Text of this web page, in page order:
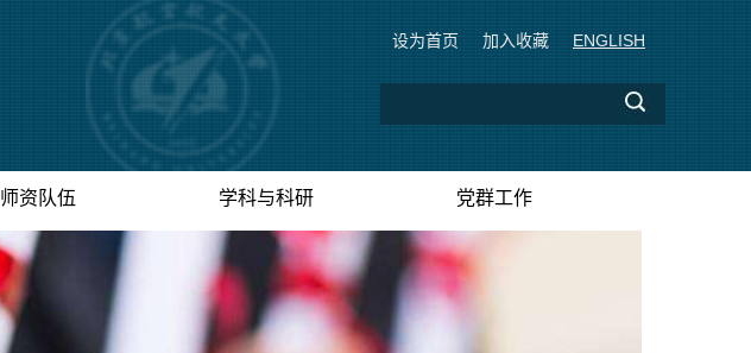
设为首页 加入收藏 ENGLISH
师资队伍 学科与科研 党群工作